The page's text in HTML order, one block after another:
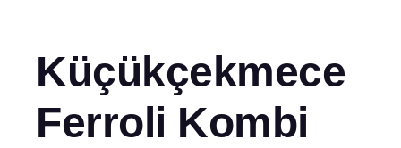
Küçükçekmece
Ferroli Kombi